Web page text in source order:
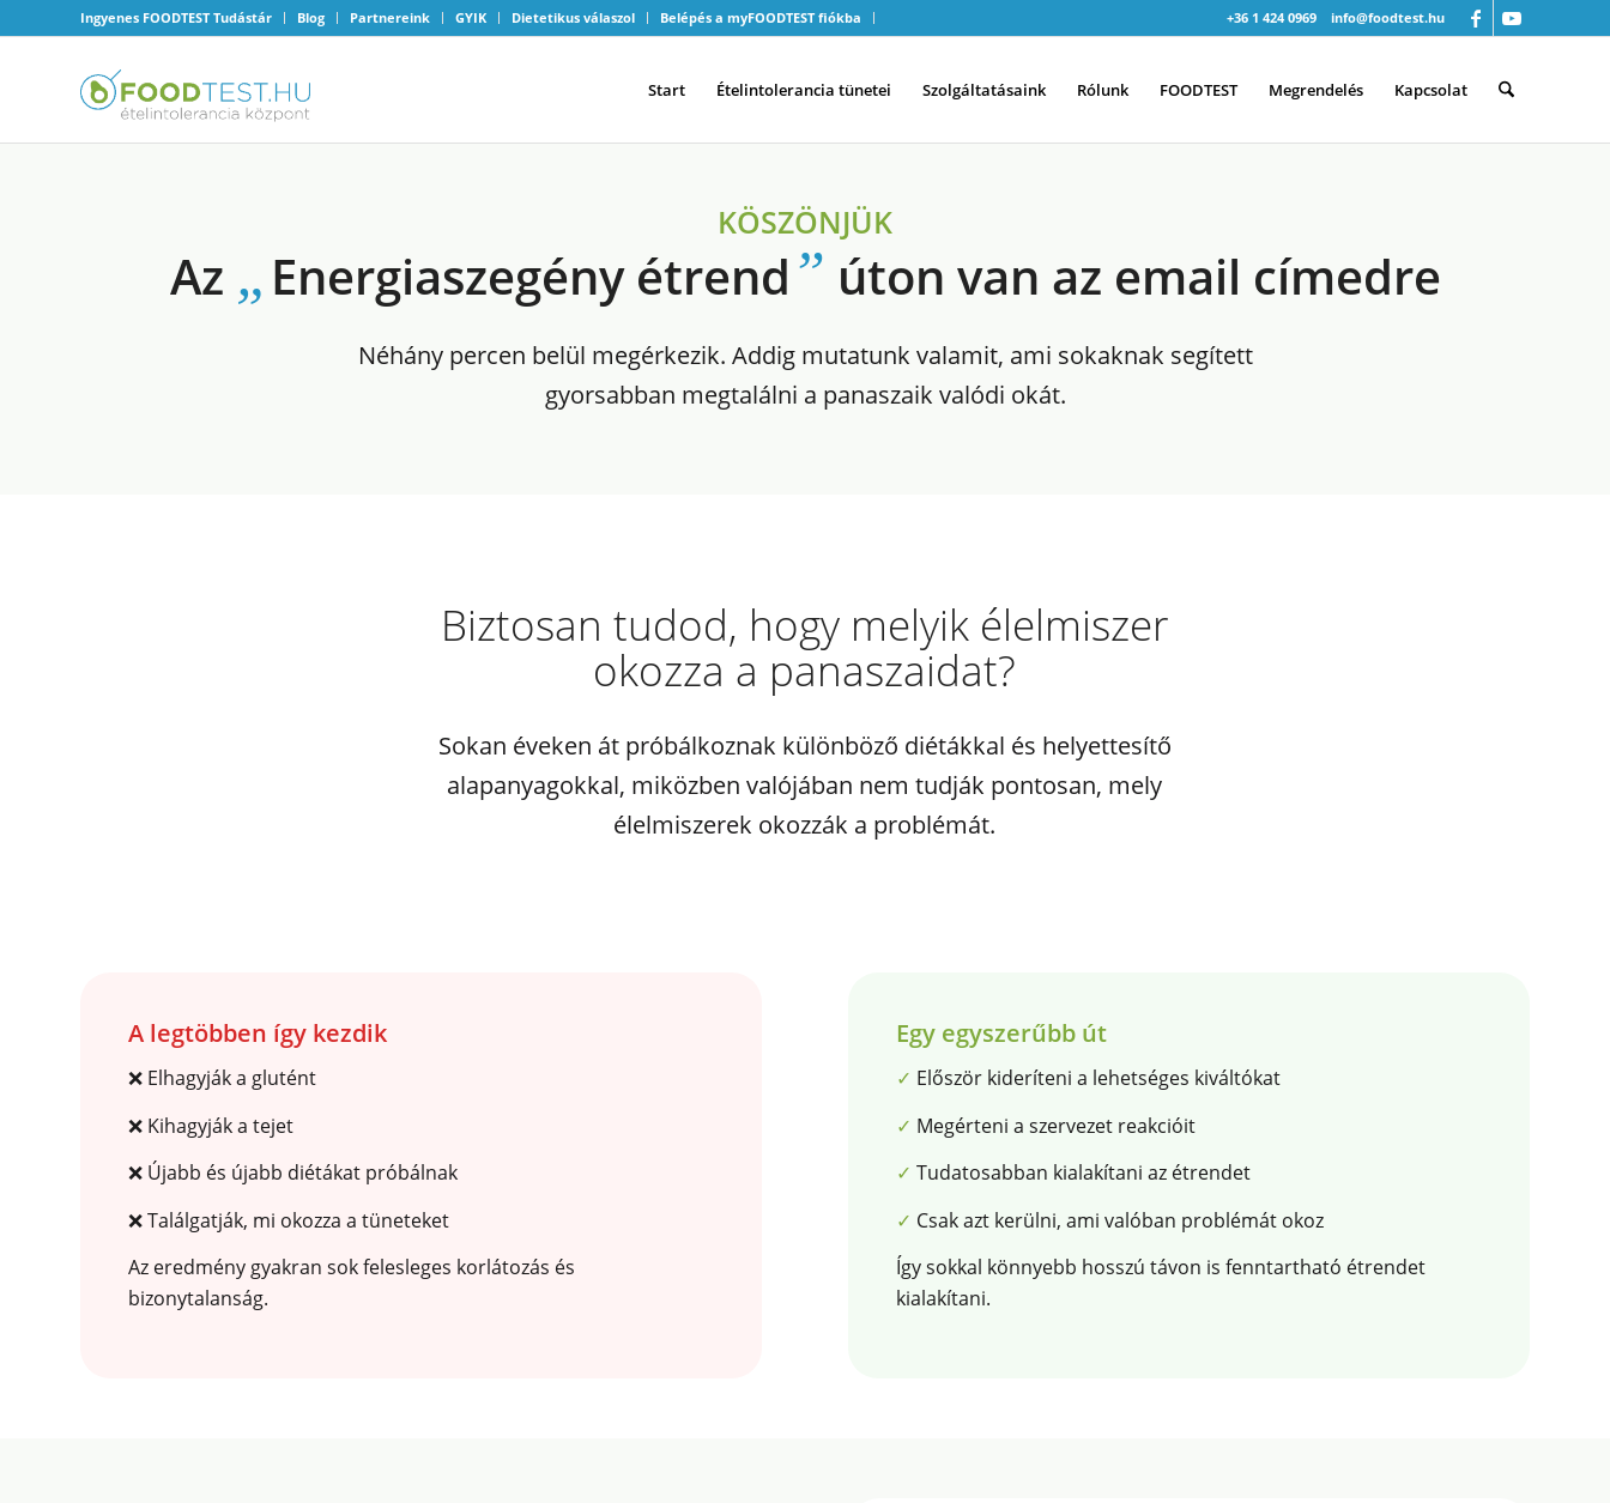
Ingyenes FOODTEST Tudástár Blog Partnereink GYIK Dietetikus válaszol Belépés a myFOODTEST fiókba +36 1 424 0969 info@foodtest.hu
Start Ételintolerancia tünetei Szolgáltatásaink Rólunk FOODTEST Megrendelés Kapcsolat
KÖSZÖNJÜK
Az „ Energiaszegény étrend” úton van az email címedre
Néhány percen belül megérkezik. Addig mutatunk valamit, ami sokaknak segített
gyorsabban megtalálni a panaszaik valódi okát.
Biztosan tudod, hogy melyik élelmiszer
okozza a panaszaidat?
Sokan éveken át próbálkoznak különböző diétákkal és helyettesítő
alapanyagokkal, miközben valójában nem tudják pontosan, mely
élelmiszerek okozzák a problémát.
A legtöbben így kezdik
❌ Elhagyják a glutént
❌ Kihagyják a tejet
❌ Újabb és újabb diétákat próbálnak
❌ Találgatják, mi okozza a tüneteket
Az eredmény gyakran sok felesleges korlátozás és
bizonytalanság.
Egy egyszerűbb út
✓ Először kideríteni a lehetséges kiváltókat
✓ Megérteni a szervezet reakcióit
✓ Tudatosabban kialakítani az étrendet
✓ Csak azt kerülni, ami valóban problémát okoz
Így sokkal könnyebb hosszú távon is fenntartható étrendet
kialakítani.